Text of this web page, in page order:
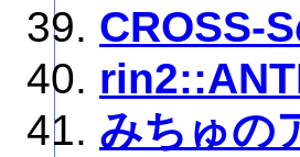
CROSS-
みちゅの